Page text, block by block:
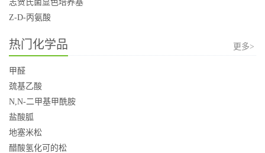
志贺氏菌显色培养基
Z-D-丙氨酸
热门化学品 更多>
甲醛
巯基乙酸
N,N-二甲基甲酰胺
盐酸胍
地塞米松
醋酸氢化可的松